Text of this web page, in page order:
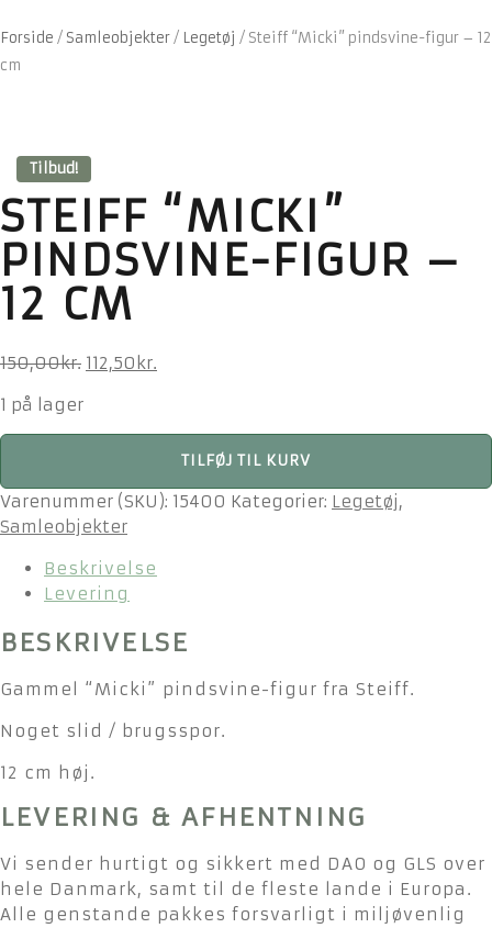
Forside / Samleobjekter/ Legetøj / Steiff “Micki” pindsvine-figur – 12
cm
Tilbud!
STEIFF “MICKI”
PINDSVINE-FIGUR –
12 CM
150,00kr. Den
var:
112,50 kr.
er:
112,50kr..
1 på lager
Steiff
pindsvine-
figur
TILFØJ TIL KURV
Varenummer (SKU): 15400 Kategorier: Legetøj,
Samleobjekter
Beskrivelse
Levering
BESKRIVELSE
Gammel “Micki” pindsvine-figur fra Steiff.
Noget slid / brugsspor.
12 cm høj.
LEVERING & AFHENTNING
Vi sender hurtigt og sikkert med DAO og GLS over
hele Danmark, samt til de fleste lande i Europa.
Alle genstande pakkes forsvarligt i miljøvenlig